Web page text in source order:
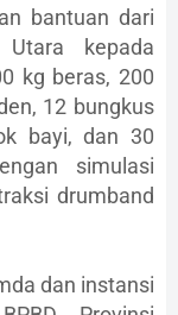
bantuan dari
kepada
kg beras, 200
12 bungkus
bayi, dan 30
simulasi
drumband
dan instansi